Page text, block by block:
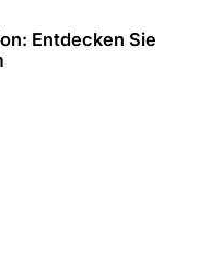
Entdecken Sie